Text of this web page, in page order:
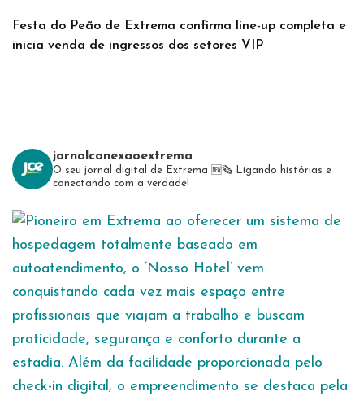
Festa do Peão de Extrema confirma line-up completa e
inicia venda de ingressos dos setores VIP
jornalconexaoextrema
O seu jornal digital de Extrema 🆕️🗞 Ligando histórias e
conectando com a verdade!